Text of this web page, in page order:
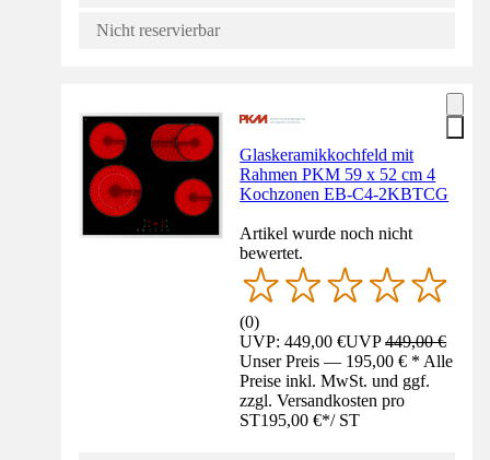
Nicht reservierbar
Glaskeramikkochfeld mit
Rahmen PKM 59 x 52 cm 4
Kochzonen EB-C4-2KBTCG
Artikel wurde noch nicht
bewertet.
(0)
UVP: 449,00 €UVP449,00 €
Unser Preis — 195,00 € * Alle
Preise inkl. MwSt. und ggf.
zzgl. Versandkosten pro
ST195,00 €*/ ST